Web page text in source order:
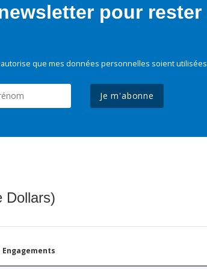
pour
que mes données personnelles soient
Je m'abonne
Dollars)
Engagements